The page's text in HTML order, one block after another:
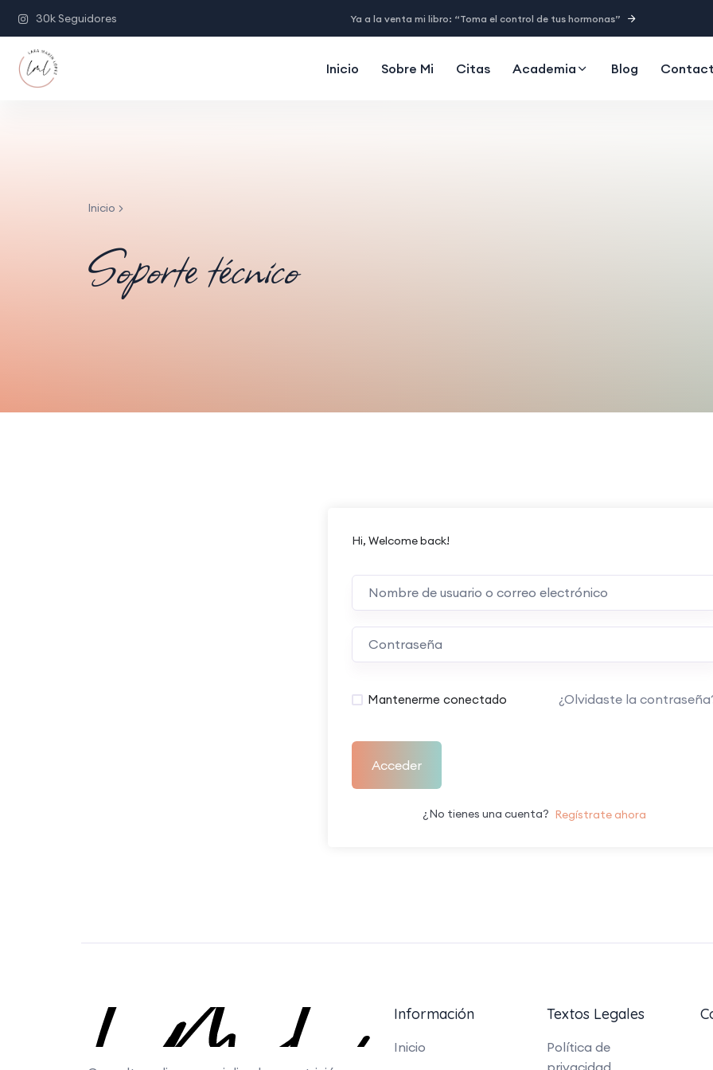
30k Seguidores Ya a la venta mi libro: “Toma el control de tus hormonas”
Inicio Sobre Mi Citas Academia Blog
Inicio
Soporte técnico
Hi, Welcome back!
Mantenerme conectado ¿Olvidaste la
Acceder
¿No tienes una cuenta? Regístrate ahora
Información
Inicio
Textos Legales
Política de
privacidad